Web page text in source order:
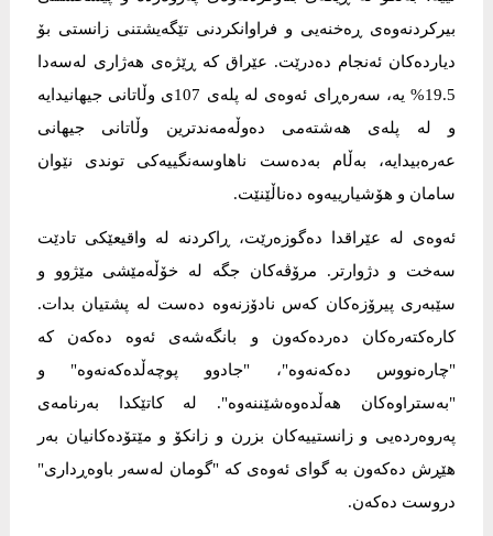
بیرکردنەوەی ڕەخنەیی و فراوانکردنی تێگەیشتنی زانستی بۆ
دیاردەکان ئەنجام دەدرێت. عێراق کە ڕێژەی هەژاری لەسەدا
19.5% یە، سەرەڕای ئەوەی لە پلەی 107ی وڵاتانی جیهانیدایە
و لە پلەی هەشتەمی دەوڵەمەندترین وڵاتانی جیهانی
عەرەبیدایە، بەڵام بەدەست ناهاوسەنگییەکی توندی نێوان
سامان و هۆشیارییەوە دەناڵێنێت.
ئەوەی لە عێراقدا دەگوزەرێت، ڕاکردنە لە واقیعێکی تادێت
سەخت و دژوارتر. مرۆڤەکان جگە لە خۆڵەمێشی مێژوو و
سێبەری پیرۆزەکان کەس نادۆزنەوە دەست لە پشتیان بدات.
کارەکتەرەکان دەردەکەون و بانگەشەی ئەوە دەکەن کە
"چارەنووس دەکەنەوە"، "جادوو پوچەڵدەکەنەوە" و
"بەستراوەکان هەڵدەوەشێننەوە". لە کاتێکدا بەرنامەی
پەروەردەیی و زانستییەکان بزرن و زانکۆ و مێتۆدەکانیان بەر
ھێڕش دەکەون بە گوای ئەوەی کە "گومان لەسەر باوەڕداری"
دروست دەکەن.